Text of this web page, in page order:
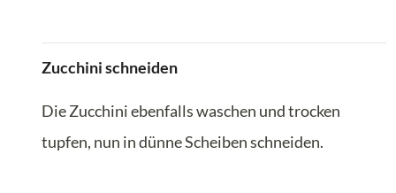
Zucchini schneiden
Die Zucchini ebenfalls waschen und trocken
tupfen, nun in dünne Scheiben schneiden.